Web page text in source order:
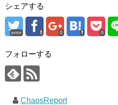
シェアする
error 0 0
フォローする
ChaosReport